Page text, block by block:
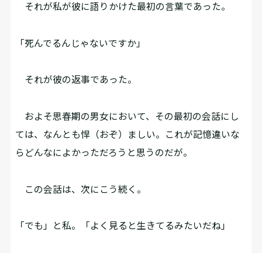
それが私が彼に語りかけた最初の言葉であった。
「死んでるんじゃないですか」
それが彼の返事であった。
およそ思春期の男女において、その最初の会話にし
ては、なんとも悍（おぞ）ましい。これが記憶違いな
らどんなによかっただろうと思うのだが。
この会話は、次にこう続く。
「でも」と私。「よく見ると生きてるみたいだね」